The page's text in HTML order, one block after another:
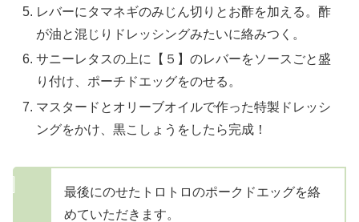
レバーにタマネギのみじん切りとお酢を加える。酢
が油と混じりドレッシングみたいに絡みつく。
サニーレタスの上に【５】のレバーをソースごと盛
り付け、ポーチドエッグをのせる。
マスタードとオリーブオイルで作った特製ドレッシ
ングをかけ、黒こしょうをしたら完成！
最後にのせたトロトロのポークドエッグを絡
めていただきます。